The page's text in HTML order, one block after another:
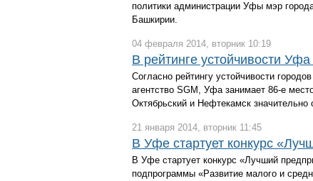
политики администрации Уфы мэр
Башкирии.
04 февраля 2014, вторник 10:19
В рейтинге устойчивости
Согласно рейтингу устойчивости
агентство SGM, Уфа занимает 86-е
Октябрьский и Нефтекамск
21 января 2014, вторник 11:45
В Уфе стартует конкурс
В Уфе стартует конкурс «Лучший
подпрограммы «Развитие малого и